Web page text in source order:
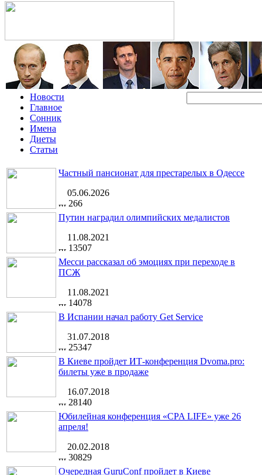
Новости
Главное
Сонник
Имена
Диеты
Статьи
Частный пансионат для престарелых в Одессе
05.06.2026
266
Путин наградил олимпийских медалистов
11.08.2021
13507
Месси рассказал об эмоциях при переходе в
ПСЖ
11.08.2021
14078
В Испании начал работу Get Service
31.07.2018
25347
В Киеве пройдет ИТ-конференция Dvoma.pro:
билеты уже в продаже
16.07.2018
28140
Юбилейная конференция «CPA LIFE» уже 26
апреля!
20.02.2018
30829
Очередная GuruConf пройдет в Киеве